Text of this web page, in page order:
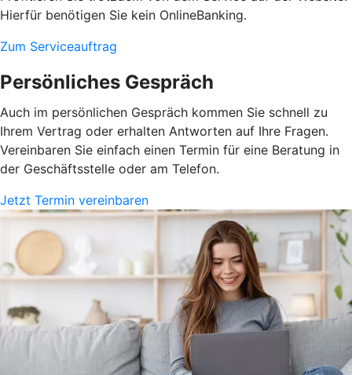
Hierfür benötigen Sie kein OnlineBanking.
Zum Serviceauftrag
Persönliches Gespräch
Auch im persönlichen Gespräch kommen Sie schnell zu
Ihrem Vertrag oder erhalten Antworten auf Ihre Fragen.
Vereinbaren Sie einfach einen Termin für eine Beratung in
der Geschäftsstelle oder am Telefon.
Jetzt Termin vereinbaren